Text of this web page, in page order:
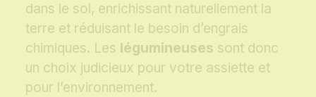
dans le sol, enrichissant naturellement la
terre et réduisant le besoin d’engrais
chimiques. Les légumineuses sont donc
un choix judicieux pour votre assiette et
pour l’environnement.